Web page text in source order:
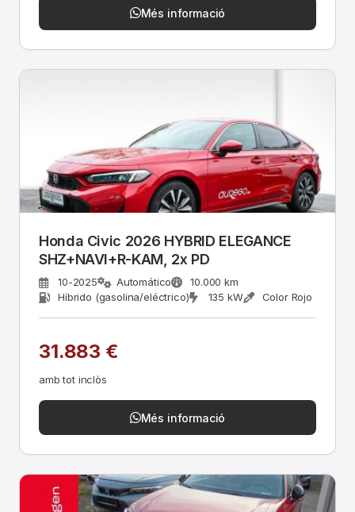
Més informació
Honda Civic 2026 HYBRID ELEGANCE
SHZ+NAVI+R-KAM, 2x PD
10-2025 Automático
10.000 km
Híbrido (gasolina/eléctrico)
135 kW Color Rojo
31.883 €
amb tot inclòs
Més informació